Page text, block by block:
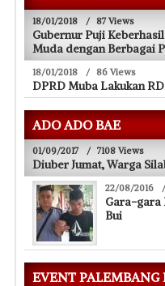
18/01/2018 / 87 Views
Gubernur Puji
Muda dengan Berbagai
18/01/2018 / 86 Views
DPRD Muba Lakukan
ADO ADO BAE
01/09/2017 / 7108 Views
Diuber Jumat, Warga
22/08/2016 /
Gara-gara
Bui
EVENT PALEMBANG